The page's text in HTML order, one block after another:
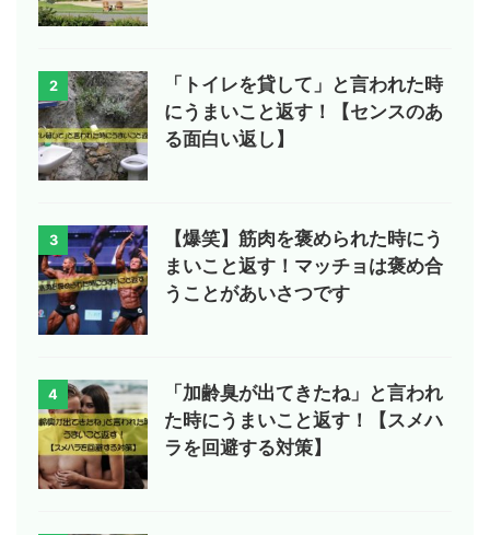
2
「トイレを貸して」と言われた時
にうまいこと返す！【センスのあ
る面白い返し】
3
【爆笑】筋肉を褒められた時にう
まいこと返す！マッチョは褒め合
うことがあいさつです
4
「加齢臭が出てきたね」と言われ
た時にうまいこと返す！【スメハ
ラを回避する対策】